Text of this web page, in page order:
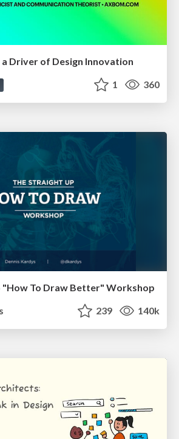
a Driver of Design Innovation
1 360
"How To Draw Better" Workshop
239 140k